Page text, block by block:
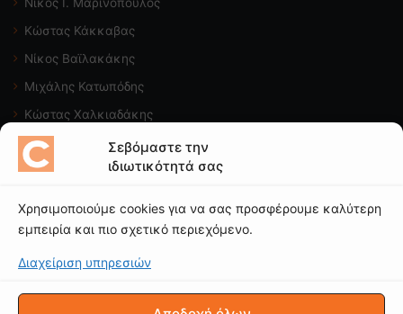
Σεβόμαστε την
ιδιωτικότητά σας
Χρησιμοποιούμε cookies για να σας προσφέρουμε καλύτερη
εμπειρία και πιο σχετικό περιεχόμενο.
Διαχείριση υπηρεσιών
Κώστας Κάκκαβας
Νίκος Βαϊλακάκης
Μιχάλης Κατωπόδης
Κώστας Χαλκιαδάκης
Δείτε το κανάλι μας
© CAROTO |ΟΡΟΙ ΧΡΗΣΗΣ
Απορρήτου (ΕΕ)|Πολιτική Cookies (ΕΕ)